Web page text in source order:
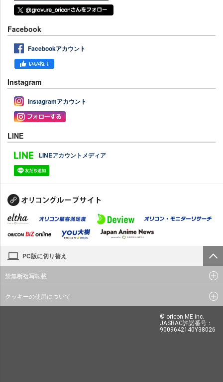
Facebook
Facebookアカウント
Instagram
Instagramアカウント
LINE
LINEアカウントメディア
PC版に切り替え
禁無断複写転載
クッキーの使用について
© oricon ME inc.
JASRAC許諾番号：
9009642140Y38026